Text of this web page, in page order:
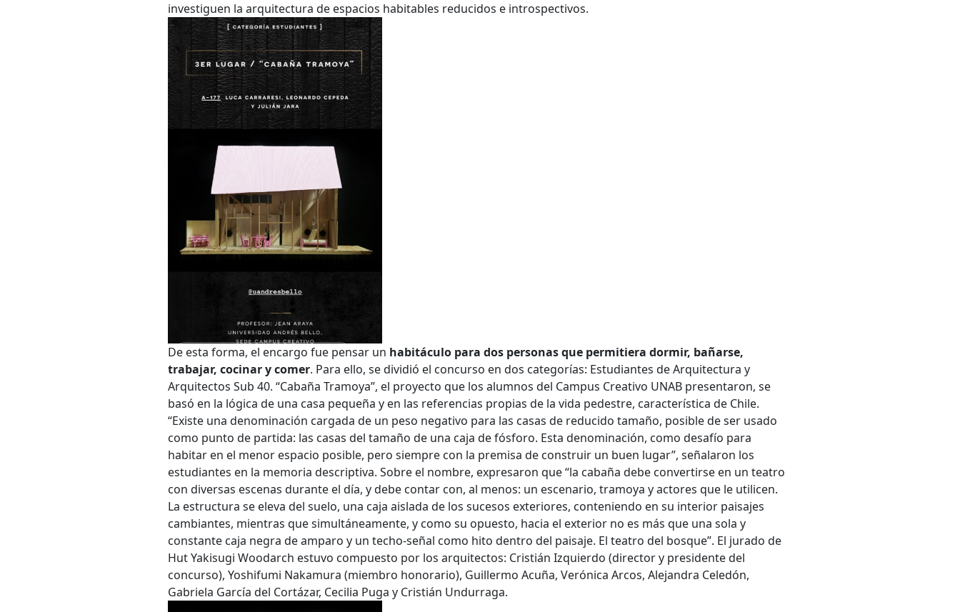
investiguen la arquitectura de espacios habitables reducidos e introspectivos.
De esta forma, el encargo fue pensar un habitáculo para dos personas que permitiera dormir, bañarse,
trabajar, cocinar y comer. Para ello, se dividió el concurso en dos categorías: Estudiantes de Arquitectura y
Arquitectos Sub 40. “Cabaña Tramoya”, el proyecto que los alumnos del Campus Creativo UNAB presentaron, se
basó en la lógica de una casa pequeña y en las referencias propias de la vida pedestre, característica de Chile.
“Existe una denominación cargada de un peso negativo para las casas de reducido tamaño, posible de ser usado
como punto de partida: las casas del tamaño de una caja de fósforo. Esta denominación, como desafío para
habitar en el menor espacio posible, pero siempre con la premisa de construir un buen lugar”, señalaron los
estudiantes en la memoria descriptiva. Sobre el nombre, expresaron que “la cabaña debe convertirse en un teatro
con diversas escenas durante el día, y debe contar con, al menos: un escenario, tramoya y actores que le utilicen.
La estructura se eleva del suelo, una caja aislada de los sucesos exteriores, conteniendo en su interior paisajes
cambiantes, mientras que simultáneamente, y como su opuesto, hacia el exterior no es más que una sola y
constante caja negra de amparo y un techo-señal como hito dentro del paisaje. El teatro del bosque”. El jurado de
Hut Yakisugi Woodarch estuvo compuesto por los arquitectos: Cristián Izquierdo (director y presidente del
concurso), Yoshifumi Nakamura (miembro honorario), Guillermo Acuña, Verónica Arcos, Alejandra Celedón,
Gabriela García del Cortázar, Cecilia Puga y Cristián Undurraga.
Búsqueda Avanzada
Carrera
Palabra clave
Desde...
Hasta...